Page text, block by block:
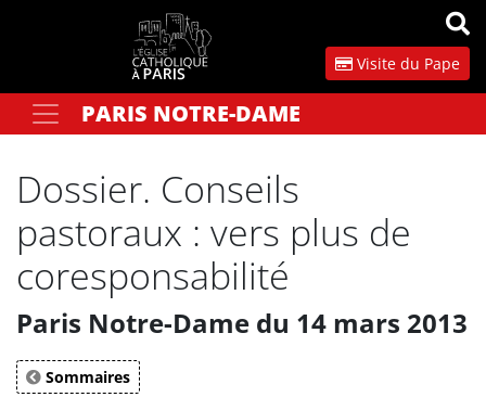
Visite du Pape
Votre recherchePARIS NOTRE-DAME
Dossier. Conseils
pastoraux : vers plus de
coresponsabilité
Paris Notre-Dame du 14 mars 2013
Sommaires
Panneau de gestion des cookies